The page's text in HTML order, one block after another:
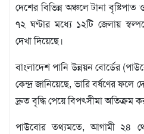
তথ্য
প্রযুক্তি
মতামত
শিল্প
সাহিত্য
আইন
আদালত
অর্থনীতি
দেশের বিভিন্ন অঞ্চলে টানা
৭২ ঘণ্টার মধ্যে ১২টি জেলায়
দেখা দিয়েছে।
বাংলাদেশ পানি উন্নয়ন বোর্ডের
কেন্দ্র জানিয়েছে, ভারি বর্ষণের ফলে
দ্রুত বৃদ্ধি পেয়ে বিপৎসীমা অতিক্রম
পাউবোর তথ্যমতে, আগামী ২৪